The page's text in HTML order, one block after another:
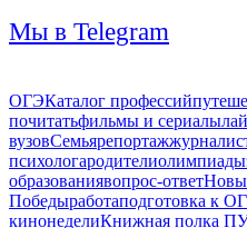
Мы в Telegram
ОГЭКаталог профессий
почитатьфильмы и сериалы
вузовСемьярепортаж
психологародителиолимпиады
образованиявопрос-ответ
Победыработаподготовка к
кинонеделиКнижная полка